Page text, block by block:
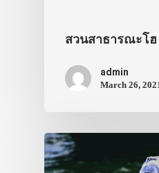
สวนสาธารณะโฮ
admin
March 26,